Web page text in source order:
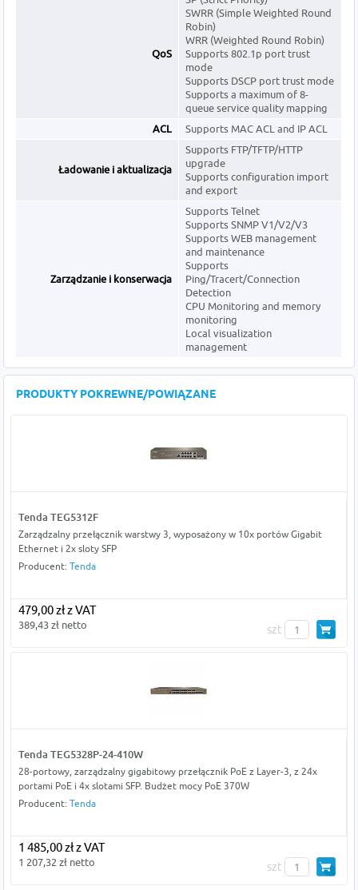
QoS
SWRR (Simple Weighted Round
Robin)
WRR (Weighted Round Robin)
Supports 802.1p port trust
mode
Supports DSCP port trust mode
Supports a maximum of 8-
queue service quality mapping
ACL
Supports MAC ACL and IP ACL
Ładowanie i aktualizacja
Supports FTP/TFTP/HTTP
upgrade
Supports configuration import
and export
Zarządzanie i konserwacja
Supports Telnet
Supports SNMP V1/V2/V3
Supports WEB management
and maintenance
Supports
Ping/Tracert/Connection
Detection
CPU Monitoring and memory
monitoring
Local visualization
management
PRODUKTY POKREWNE/POWIĄZANE
Tenda TEG5312F
Zarządzalny przełącznik warstwy 3, wyposażony w 10x portów Gigabit
Ethernet i 2x sloty SFP
Producent: Tenda
479,00 zł z VAT
389,43 zł netto szt
Tenda TEG5328P-24-410W
28-portowy, zarządzalny gigabitowy przełącznik PoE z Layer-3, z 24x
portami PoE i 4x slotami SFP. Budżet mocy PoE 370W
Producent: Tenda
1 485,00 zł z VAT
1 207,32 zł netto szt